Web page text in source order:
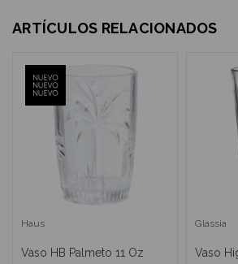
ARTÍCULOS RELACIONADOS
Haus
Vaso HB Palmeto 11 Oz
Glassia
Vaso